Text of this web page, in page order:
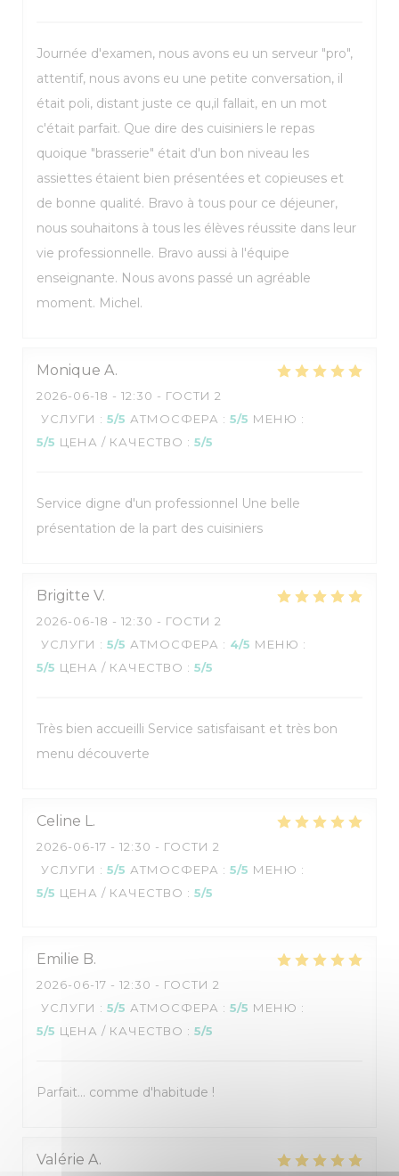
Journée d'examen, nous avons eu un serveur "pro",
attentif, nous avons eu une petite conversation, il
était poli, distant juste ce qu,il fallait, en un mot
c'était parfait. Que dire des cuisiniers le repas
quoique "brasserie" était d'un bon niveau les
assiettes étaient bien présentées et copieuses et
de bonne qualité. Bravo à tous pour ce déjeuner,
nous souhaitons à tous les élèves réussite dans leur
vie professionnelle. Bravo aussi à l'équipe
enseignante. Nous avons passé un agréable
moment. Michel.
Monique A
2026-06-18 - 12:30 - ГОСТИ 2
УСЛУГИ : 5/5 АТМОСФЕРА : 5/5 МЕНЮ :
5/5 ЦЕНА / КАЧЕСТВО : 5/5
Service digne d'un professionnel Une belle
présentation de la part des cuisiniers
Brigitte V
2026-06-18 - 12:30 - ГОСТИ 2
УСЛУГИ : 5/5 АТМОСФЕРА : 4/5 МЕНЮ :
5/5 ЦЕНА / КАЧЕСТВО : 5/5
Très bien accueilli Service satisfaisant et très bon
menu découverte
Celine L
2026-06-17 - 12:30 - ГОСТИ 2
УСЛУГИ : 5/5 АТМОСФЕРА : 5/5 МЕНЮ :
5/5 ЦЕНА / КАЧЕСТВО : 5/5
Emilie B
2026-06-17 - 12:30 - ГОСТИ 2
УСЛУГИ : 5/5 АТМОСФЕРА : 5/5 МЕНЮ :
5/5 ЦЕНА / КАЧЕСТВО : 5/5
Parfait... comme d'habitude !
Valérie A
Restaurant pédagogique :